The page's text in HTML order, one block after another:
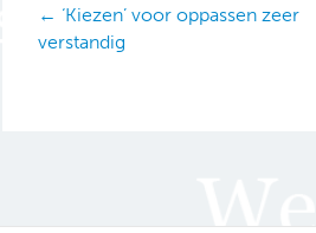
Posts
navigation
← ‘Kiezen’ voor oppassen zeer
verstandig